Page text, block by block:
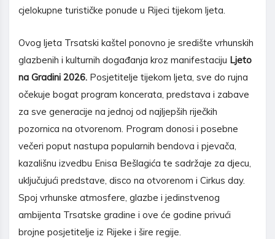
cjelokupne turističke ponude u Rijeci tijekom ljeta.
Ovog ljeta Trsatski kaštel ponovno je središte vrhunskih
glazbenih i kulturnih događanja kroz manifestaciju Ljeto
na Gradini 2026. Posjetitelje tijekom ljeta, sve do rujna
očekuje bogat program koncerata, predstava i zabave
za sve generacije na jednoj od najljepših riječkih
pozornica na otvorenom. Program donosi i posebne
večeri poput nastupa popularnih bendova i pjevača,
kazališnu izvedbu Enisa Bešlagića te sadržaje za djecu,
uključujući predstave, disco na otvorenom i Cirkus day.
Spoj vrhunske atmosfere, glazbe i jedinstvenog
ambijenta Trsatske gradine i ove će godine privući
brojne posjetitelje iz Rijeke i šire regije.